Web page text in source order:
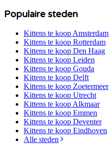
Populaire steden
Kittens te koop Amsterdam
Kittens te koop Rotterdam
Kittens te koop Den Haag
Kittens te koop Leiden
Kittens te koop Gouda
Kittens te koop Delft
Kittens te koop Zoetermeer
Kittens te koop Utrecht
Kittens te koop Alkmaar
Kittens te koop Emmen
Kittens te koop Deventer
Kittens te koop Eindhoven
Alle steden